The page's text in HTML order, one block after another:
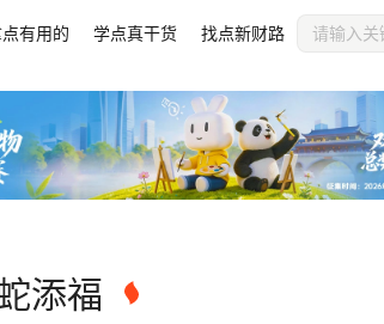
有用的 学点真干货 找点新财路
添福